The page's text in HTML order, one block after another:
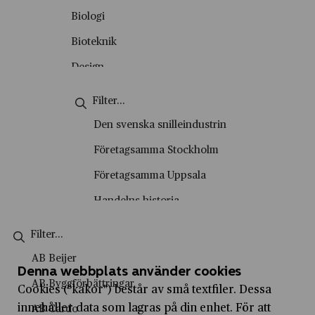
Biologi
Bioteknik
Design
Engelska
Entreprenörskap
Entreprenörskap och företagande
Film- och tv-produktion
Försäljning och kundservice
Geografi
Den svenska snilleindustrin
Företagsamma Stockholm
Företagsamma Uppsala
Handelns historia
History marketing
IVA Entreprenörskapsakademi
AB Beijer
AB Byggförbättringar
AB Cardo
Denna webbplats använder cookies
Cookies ("kakor") består av små textfiler. Dessa
innehåller data som lagras på din enhet. För att